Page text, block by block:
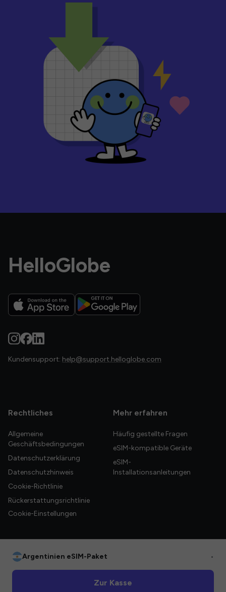
HelloGlobe
Kundensupport: help@support.helloglobe.com
Rechtliches
Allgemeine
Geschäftsbedingungen
Datenschutzerklärung
Datenschutzhinweis
Cookie-Richtlinie
Rückerstattungsrichtlinie
Cookie-Einstellungen
Mehr erfahren
Häufig gestellte Fragen
eSIM-kompatible Geräte
eSIM-
Installationsanleitungen
Argentinien eSIM-Paket •
Zur Kasse